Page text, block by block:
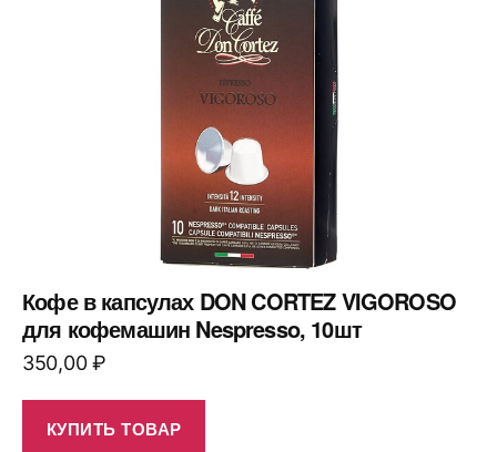
Кофе в капсулах DON CORTEZ VIGOROSO
для кофемашин Nespresso, 10шт
350,00₽
КУПИТЬ ТОВАР